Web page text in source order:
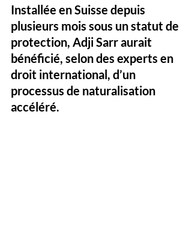
Installée en Suisse depuis
plusieurs mois sous un statut de
protection, Adji Sarr aurait
bénéficié, selon des experts en
droit international, d’un
processus de naturalisation
accéléré.